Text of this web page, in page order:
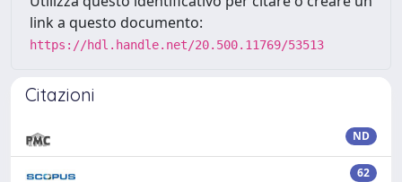
link a questo documento:
https://hdl.handle.net/20.500.11769/53513
Citazioni
ND
62